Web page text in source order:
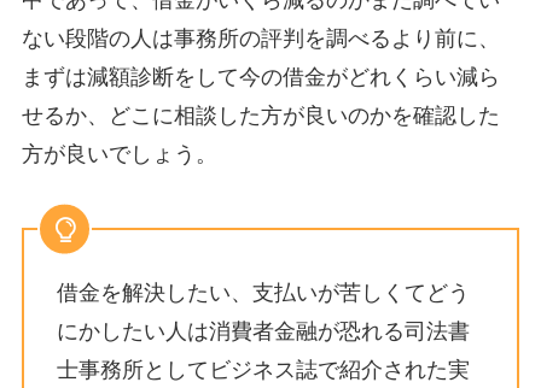
ない段階の人は事務所の評判を調べるより前に、
まずは減額診断をして今の借金がどれくらい減ら
せるか、どこに相談した方が良いのかを確認した
方が良いでしょう。
借金を解決したい、支払いが苦しくてどう
にかしたい人は消費者金融が恐れる司法書
士事務所としてビジネス誌で紹介された実